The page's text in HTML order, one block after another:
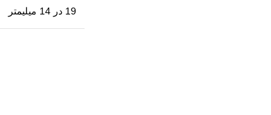
19 در 14 میلیمتر